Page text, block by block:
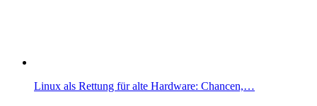
Linux als Rettung für alte Hardware: Chancen,…